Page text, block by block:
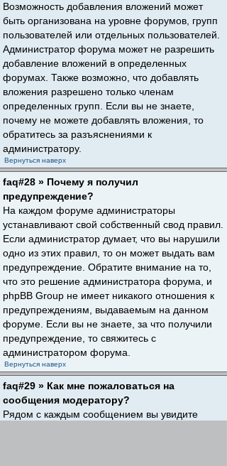
Возможность добавления вложений может
быть организована на уровне форумов, групп
пользователей или отдельных пользователей.
Администратор форума может не разрешить
добавление вложений в определенных
форумах. Также возможно, что добавлять
вложения разрешено только членам
определенных групп. Если вы не знаете,
почему не можете добавлять вложения, то
обратитесь за разъяснениями к
администратору.
Вернуться наверх
faq#28 » Почему я получил
предупреждение?
На каждом форуме администраторы
устанавливают свой собственный свод правил.
Если администратор думает, что вы нарушили
одно из этих правил, то он может выдать вам
предупреждение. Обратите внимание на то,
что это решение администратора форума, и
phpBB Group не имеет никакого отношения к
предупреждениям, выдаваемым на данном
форуме. Если вы не знаете, за что получили
предупреждение, то свяжитесь с
администратором форума.
Вернуться наверх
faq#29 » Как мне пожаловаться на
сообщения модератору?
Рядом с каждым сообщением вы увидите